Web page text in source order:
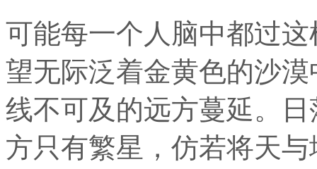
可能每一个人脑中都过
望无际泛着金黄色的沙
线不可及的远方蔓延。
方只有繁星，仿若将天